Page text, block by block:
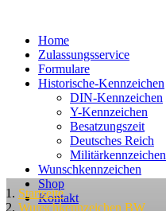
Home
Zulassungsservice
Formulare
Historische-Kennzeichen
DIN-Kennzeichen
Y-Kennzeichen
Besatzungszeit
Deutsches Reich
Militärkennzeichen
Wunschkennzeichen
Shop
Kontakt
Startseite
Wunschkennzeichen BW